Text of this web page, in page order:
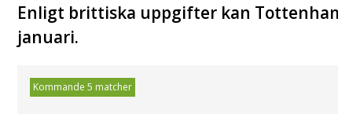
Enligt brittiska uppgifter kan
januari.
Kommande 5 matcher